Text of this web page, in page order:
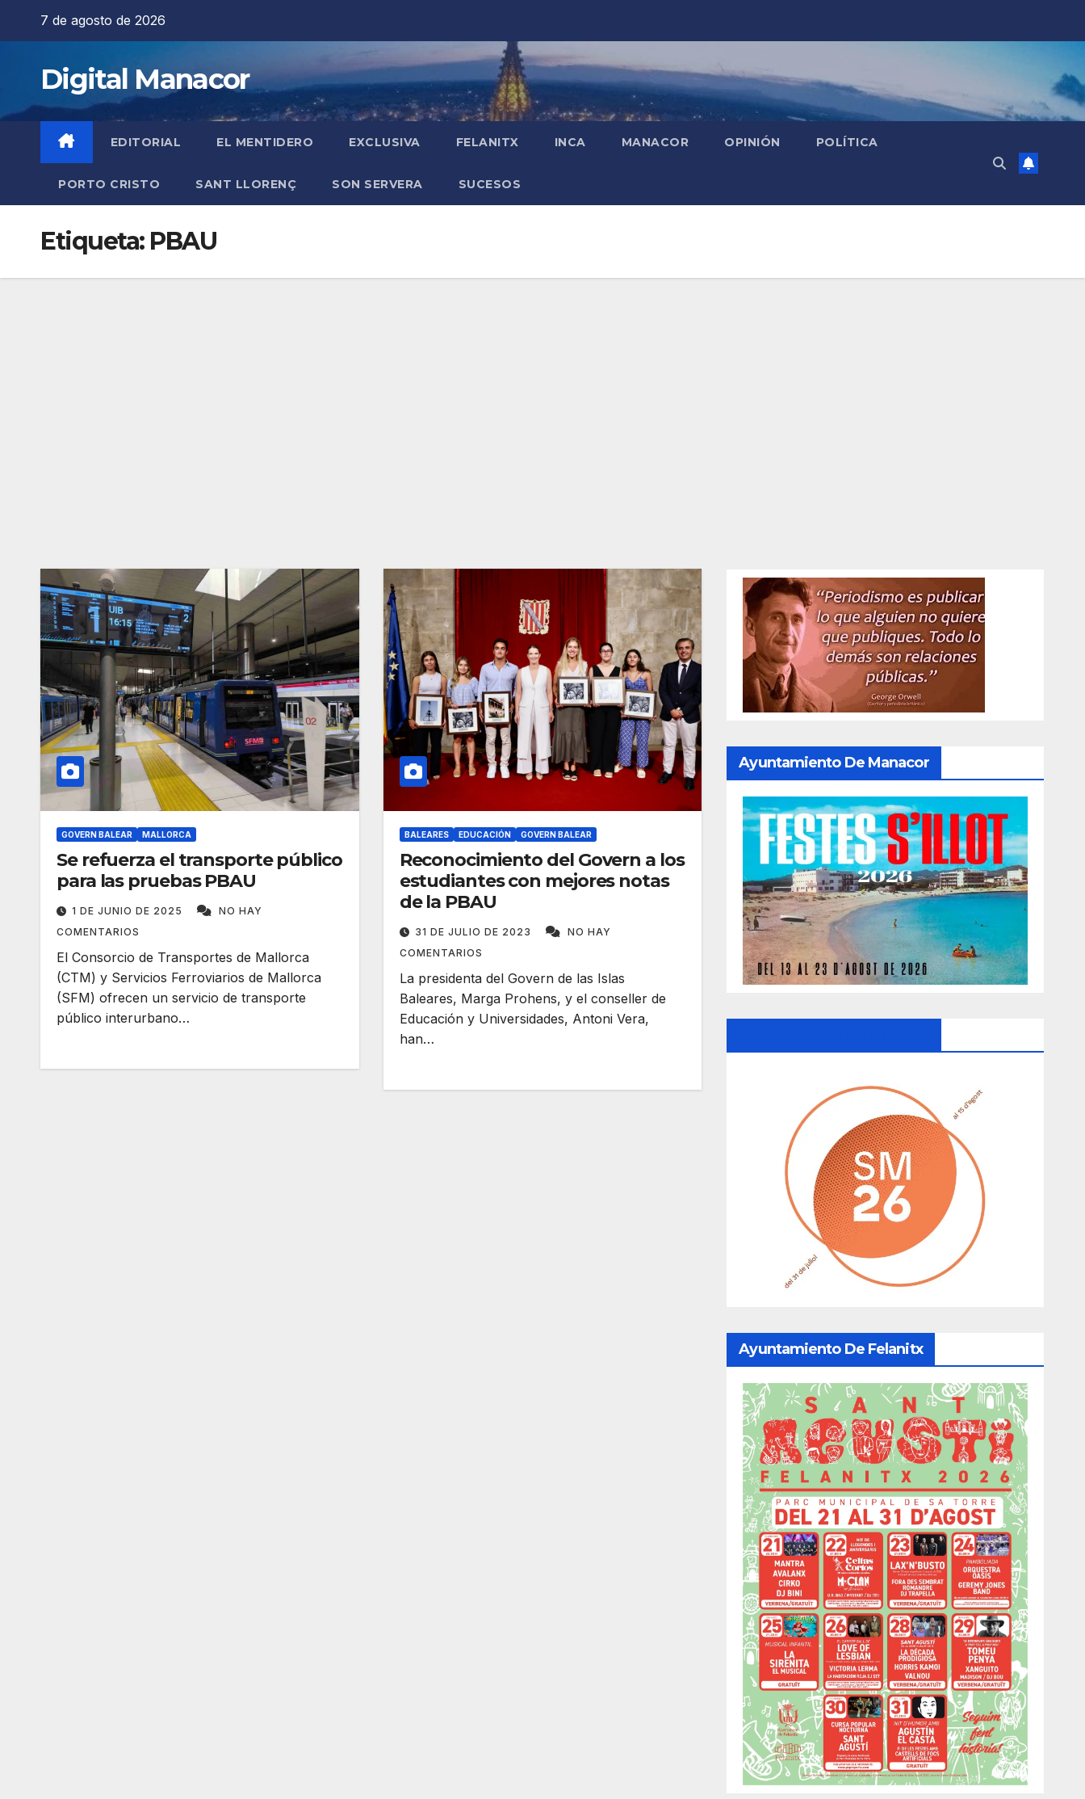
7 de agosto de 2026
Digital Manacor
EDITORIAL EL MENTIDERO EXCLUSIVA FELANITX INCA MANACOR OPINIÓN POLÍTICA
PORTO CRISTO SANT LLORENÇ SON SERVERA SUCESOS
Etiqueta: PBAU
GOVERN BALEAR MALLORCA
Se refuerza el transporte público
para las pruebas PBAU
1 DE JUNIO DE 2025
NO HAY
COMENTARIOS
El Consorcio de Transportes de Mallorca
(CTM) y Servicios Ferroviarios de Mallorca
(SFM) ofrecen un servicio de transporte
público interurbano…
BALEARES EDUCACIÓN GOVERN BALEAR
Reconocimiento del Govern a los
estudiantes con mejores notas
de la PBAU
31 DE JULIO DE 2023
NO HAY
COMENTARIOS
La presidenta del Govern de las Islas
Baleares, Marga Prohens, y el conseller de
Educación y Universidades, Antoni Vera,
han…
Ayuntamiento De Manacor
Ayuntamiento De Felanitx